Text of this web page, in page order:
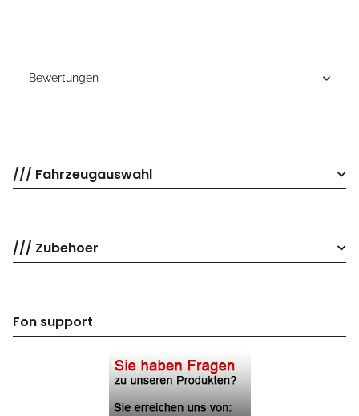
Bewertungen
/// Fahrzeugauswahl
/// Zubehoer
Fon support